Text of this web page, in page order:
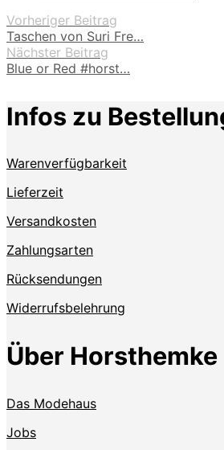
Vorheriger Beitrag
Taschen von Suri Fre…
Nächster Beitrag
Blue or Red #horst…
Infos zu
Warenverfügbarkeit
Lieferzeit
Versandkosten
Zahlungsarten
Rücksendungen
Widerrufsbelehrung
Über Horsthemke
Das Modehaus
Jobs